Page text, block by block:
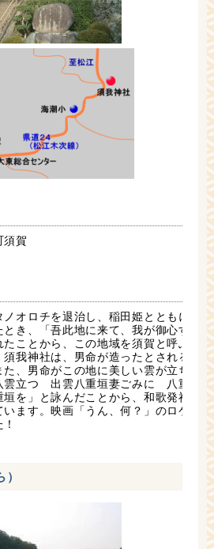
須賀
オロチを退治し、稲田姫とともに
き、「吾此地に来て、我が御心す
ことから、この地域を須賀と呼ぶ
我神社は、男命が造ったとされる
た、男命がこの地に美しい雲が立ち
雲立つ 出雲八重垣妻ごみに 八重
を」と詠んだことから、和歌発祥
ます。映画「うん、何？」のロケ